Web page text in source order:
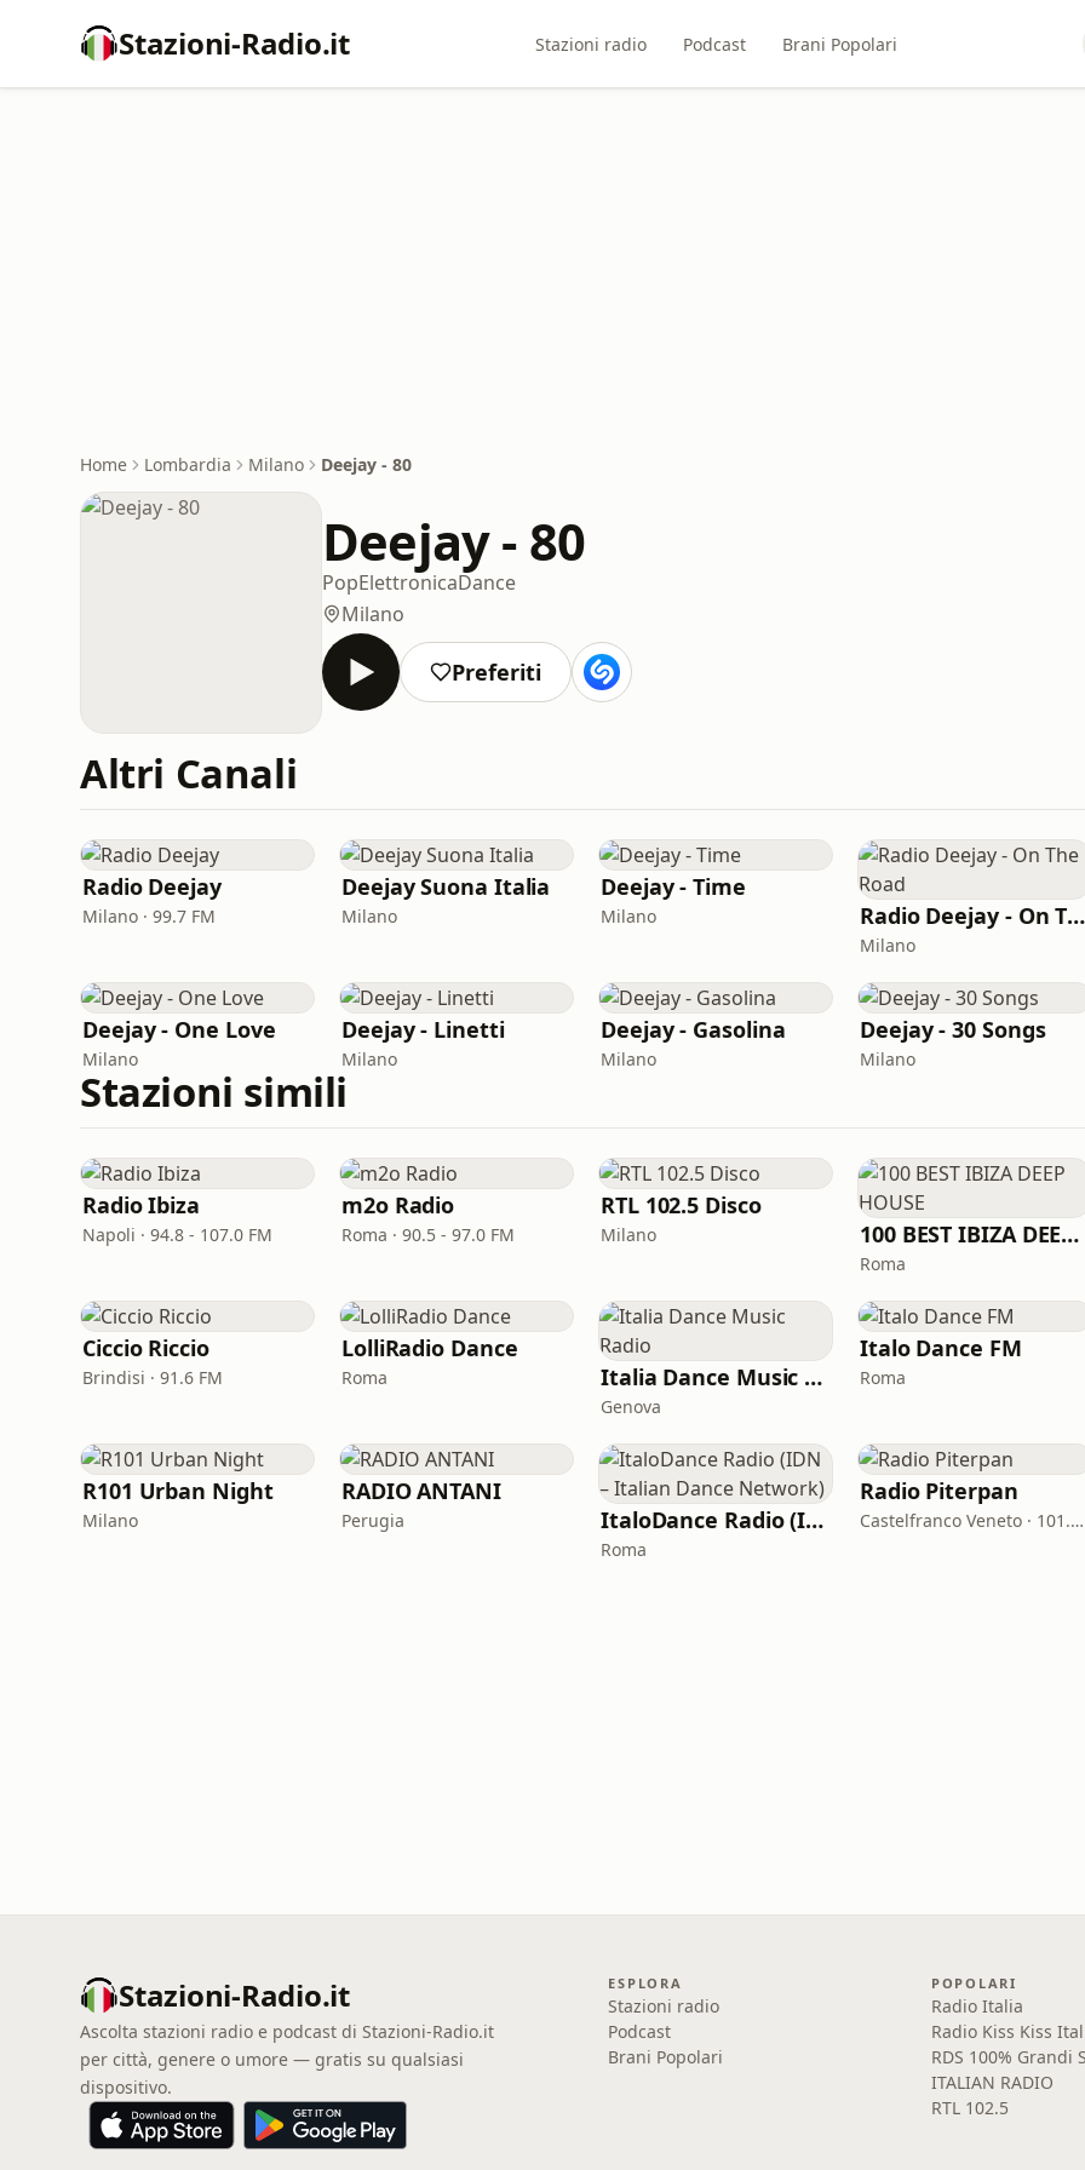
Stazioni-Radio.it Stazioni radio Podcast Brani Popolari
Home Lombardia Milano Deejay - 80
Deejay - 80
PopElettronicaDance
Milano
Preferiti
Altri Canali
Radio Deejay
Milano · 99.7 FM
Deejay Suona Italia
Milano
Deejay - Time
Milano Radio Deejay - On The Road
Milano
Deejay - One Love
Milano
Deejay - Linetti
Milano
Deejay - Gasolina
Milano
Deejay - 30 Songs
Milano
Stazioni simili
Radio Ibiza
Napoli · 94.8 - 107.0 FM
m2o Radio
Roma · 90.5 - 97.0 FM
RTL 102.5 Disco
Milano 100 BEST IBIZA DEEP HOUSE
Roma
Ciccio Riccio
Brindisi · 91.6 FM
LolliRadio Dance
Roma Italia Dance Music Radio
Genova
Italo Dance FM
Roma
R101 Urban Night
Milano
RADIO ANTANI
Perugia ItaloDance Radio (IDN – Italian Dance Network)
Roma
Radio Piterpan
Castelfranco Veneto · 101.8 FM
Stazioni-Radio.it
Ascolta stazioni radio e podcast di Stazioni-Radio.it
per città, genere o umore — gratis su qualsiasi
dispositivo.
ESPLORA
Stazioni radio
Podcast
Brani Popolari
POPOLARI
Radio Italia
Radio Kiss Kiss
RDS 100% Grandi
ITALIAN RADIO
RTL 102.5